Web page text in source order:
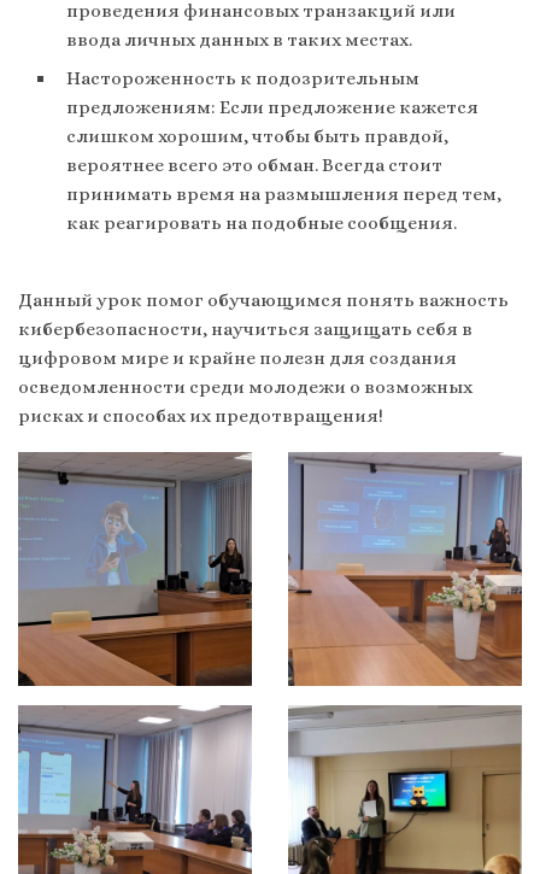
проведения финансовых транзакций или
ввода личных данных в таких местах.
Настороженность к подозрительным
предложениям: Если предложение кажется
слишком хорошим, чтобы быть правдой,
вероятнее всего это обман. Всегда стоит
принимать время на размышления перед тем,
как реагировать на подобные сообщения.
Данный урок помог обучающимся понять важность
кибербезопасности, научиться защищать себя в
цифровом мире и крайне полезн для создания
осведомленности среди молодежи о возможных
рисках и способах их предотвращения!